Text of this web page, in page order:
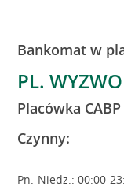
Bankomat w
PL.
Placówka CABP
Czynny:
Pn.-Niedz.: 00:00-